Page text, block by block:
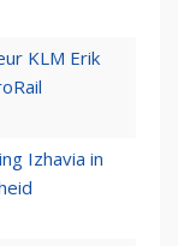
KLM Erik
Izhavia in